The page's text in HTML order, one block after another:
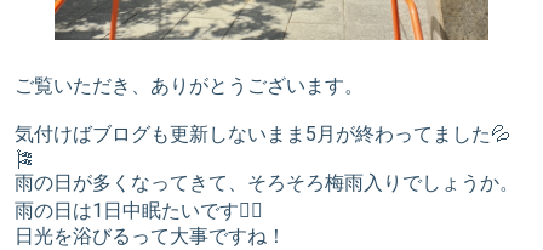
ご覧いただき、ありがとうございます。
気付けばブログも更新しないまま5月が終わってました💦
🎏
雨の日が多くなってきて、そろそろ梅雨入りでしょうか。
雨の日は1日中眠たいです😵‍💫
日光を浴びるって大事ですね！